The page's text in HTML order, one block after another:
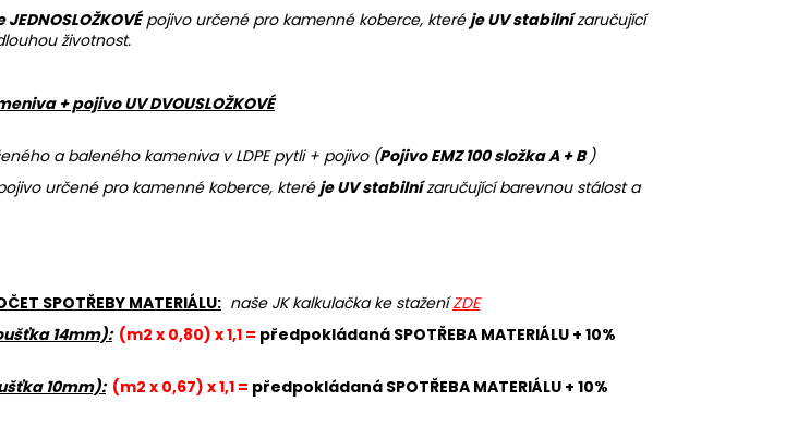
JEDNOSLOŽKOVÉpojivo určené pro kamenné koberce, které je UV stabilnízaručující
životnost.
+ pojivo UV DVOUSLOŽKOVÉ
a baleného kameniva v LDPE pytli + pojivo (Pojivo EMZ 100 složka A + B )
určené pro kamenné koberce, kteréje UV stabilnízaručující barevnou stálost a
SPOTŘEBY MATERIÁLU: naše JK kalkulačka ke staženíZDE
14mm): (m2 x 0,80) x 1,1 = předpokládaná SPOTŘEBA MATERIÁLU + 10%
10mm): (m2 x 0,67) x 1,1 = předpokládaná SPOTŘEBA MATERIÁLU + 10%